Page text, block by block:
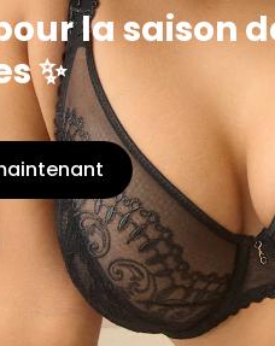
la saison
✨